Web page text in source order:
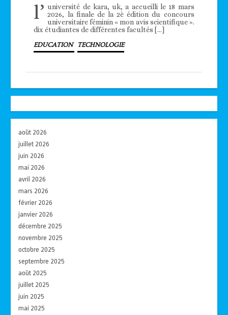
l’ université de kara, uk, a accueilli le 18 mars
2026, la finale de la 2è édition du concours
universitaire féminin « mon avis scientifique ».
dix étudiantes de différentes facultés […]
EDUCATION TECHNOLOGIE
août 2026
juillet 2026
juin 2026
mai 2026
avril 2026
mars 2026
février 2026
janvier 2026
décembre 2025
novembre 2025
octobre 2025
septembre 2025
août 2025
juillet 2025
juin 2025
mai 2025